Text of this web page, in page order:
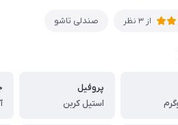
از 3 نظر صندلی تاشو
پروفیل
استیل کربن